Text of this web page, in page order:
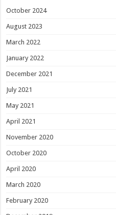
October 2024
August 2023
March 2022
January 2022
December 2021
July 2021
May 2021
April 2021
November 2020
October 2020
April 2020
March 2020
February 2020